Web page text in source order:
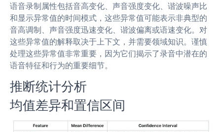
语音录制属性包括音高变化、声音强度变化、谐波噪声比
和显示异常值的时间模式，这些异常值可能表示非典型的
音高调制、声音强度迅速变化、谐波偏离或语速变化。对
这些异常值的解释取决于上下文，并需要领域知识。谨慎
处理这些异常值非常重要，因为它们揭示了录音中潜在的
语音特征和行为的重要细节。
推断统计分析
均值差异和置信区间